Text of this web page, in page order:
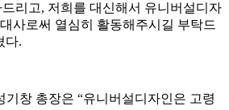
리고, 저희를 대신해서 유니버설디자
사로써 열심히 활동해주시길 부탁드
다.
기창 총장은 “유니버설디자인은 고령